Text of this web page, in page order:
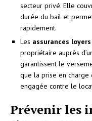
secteur privé. Elle
durée du bail et
rapidement.
Les assurances
propriétaire auprès
garantissent le
que la prise en
engagée contre le
Prévenir les